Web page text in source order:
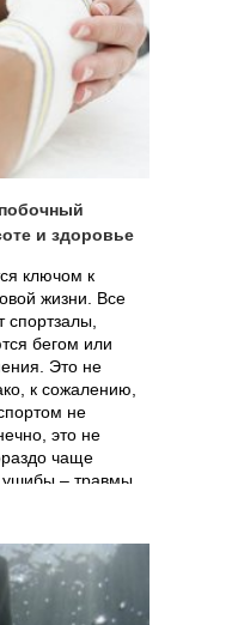
и здоровье
ключом к
жизни. Все
бегом или
Это не
к сожалению,
не
это не
чаще
ушибы – травмы
после
знать, как